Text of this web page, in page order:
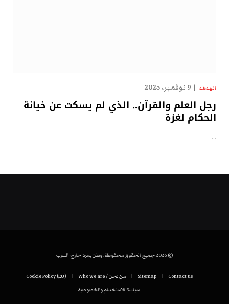
الهدهد 9 نوفمبر، 2025
رجل العلم والقرآن.. الذي لم يسكت عن خيانة
الحكام لغزة
…
© 2026 جميع الحقوق محفوظة. وطن يغرد خارج السرب
Contact us
Sitemap من نحن / Who we are
Cookie Policy (EU)
سياسة الاستخدام والخصوصية